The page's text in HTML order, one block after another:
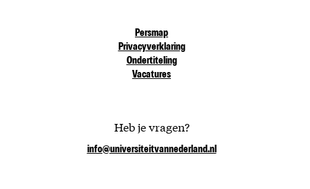
Persmap
Privacyverklaring
Ondertiteling
Vacatures
Heb je vragen?
info@universiteitvannederland.nl